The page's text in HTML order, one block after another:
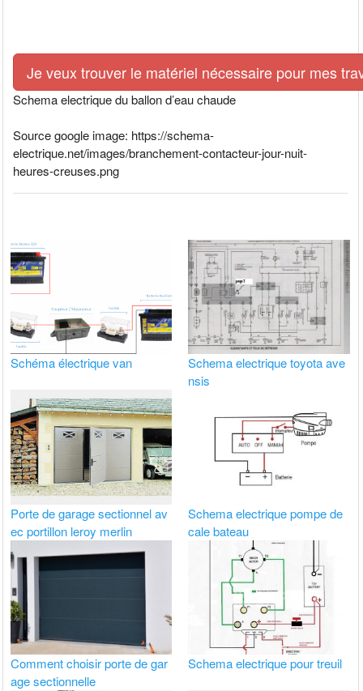
Je veux trouver le matériel nécessaire pour mes
Schema electrique du ballon d’eau chaude
Source google image: https://schema-
electrique.net/images/branchement-contacteur-jour-nuit-
heures-creuses.png
Schéma électrique van
Schema electrique toyota ave
nsis
Porte de garage sectionnel av
ec portillon leroy merlin
Schema electrique pompe de
cale bateau
Comment choisir porte de gar
age sectionnelle
Schema electrique pour treuil